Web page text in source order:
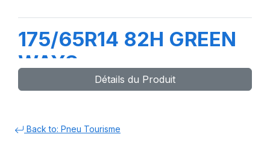
175/65R14 82H GREEN
WAYS
Détails du Produit
Back to: Pneu Tourisme